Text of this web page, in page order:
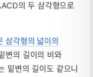
의 두 삼각형으로
삼각형의 넓이의
변의 길이의 비와
밑변의 길이도 같으니